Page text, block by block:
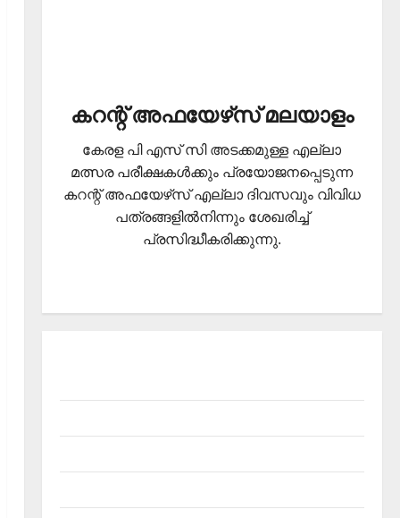
കറന്റ് അഫയേഴ്‌സ് മലയാളം
കേരള പി എസ് സി അടക്കമുള്ള എല്ലാ
മത്സര പരീക്ഷകള്‍ക്കും പ്രയോജനപ്പെടുന്ന
കറന്റ് അഫയേഴ്‌സ് എല്ലാ ദിവസവും വിവിധ
പത്രങ്ങളില്‍നിന്നും ശേഖരിച്ച്
പ്രസിദ്ധീകരിക്കുന്നു.